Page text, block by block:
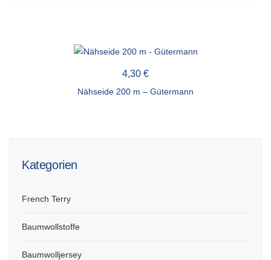
4,30 €
Nähseide 200 m – Gütermann
Kategorien
French Terry
Baumwollstoffe
Baumwolljersey